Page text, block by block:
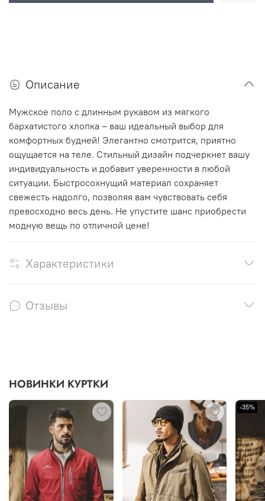
Описание
Мужское поло с длинным рукавом из мягкого
бархатистого хлопка – ваш идеальный выбор для
комфортных будней! Элегантно смотрится, приятно
ощущается на теле. Стильный дизайн подчеркнет вашу
индивидуальность и добавит уверенности в любой
ситуации. Быстросохнущий материал сохраняет
свежесть надолго, позволяя вам чувствовать себя
превосходно весь день. Не упустите шанс приобрести
модную вещь по отличной цене!
Характеристики
Отзывы
НОВИНКИ КУРТКИ
-35%